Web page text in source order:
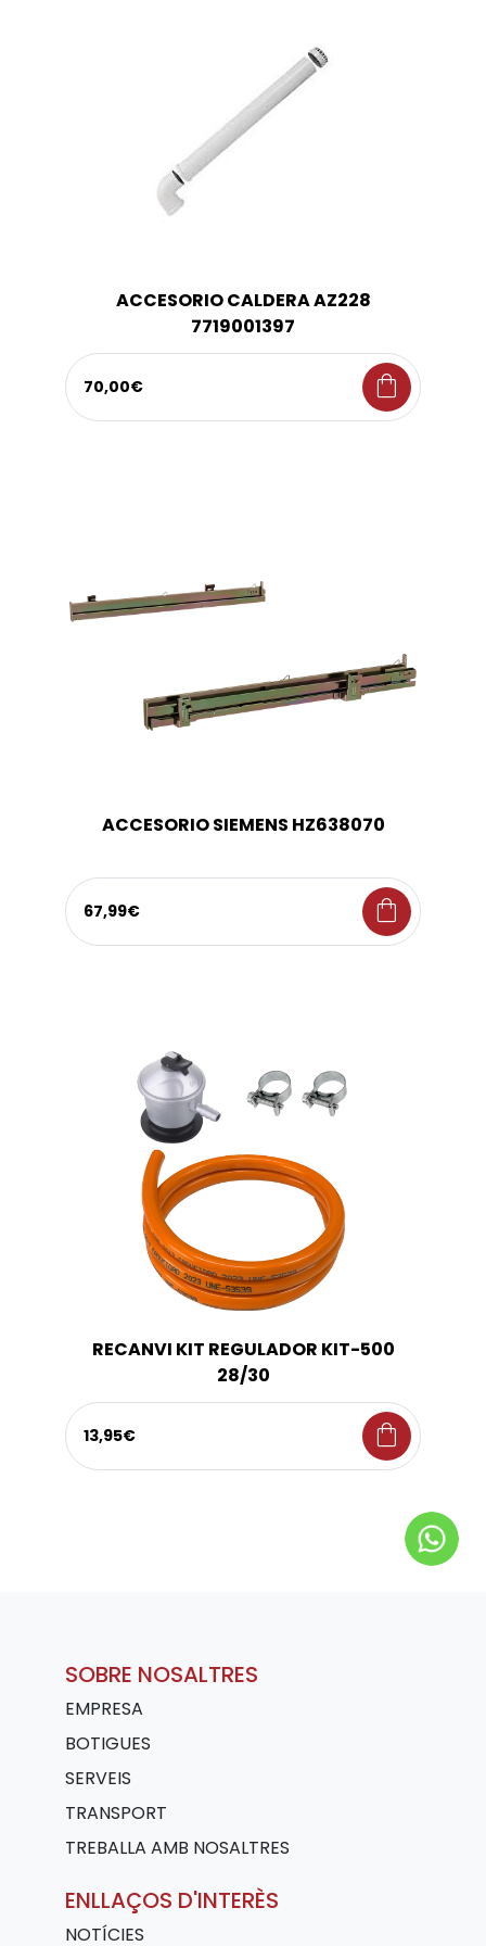
ACCESORIO CALDERA AZ228
7719001397
70,00€ shopping_bag
ACCESORIO SIEMENS HZ638070
67,99€ shopping_bag
RECANVI KIT REGULADOR KIT-500
28/30
13,95€ shopping_bag
SOBRE NOSALTRES
EMPRESA
BOTIGUES
SERVEIS
TRANSPORT
TREBALLA AMB NOSALTRES
ENLLAÇOS D'INTERÈS
NOTÍCIES